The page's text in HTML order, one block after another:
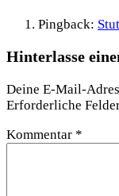
Pingback:
Hinterlasse
Deine E-Mail-
Erforderliche
Kommentar *